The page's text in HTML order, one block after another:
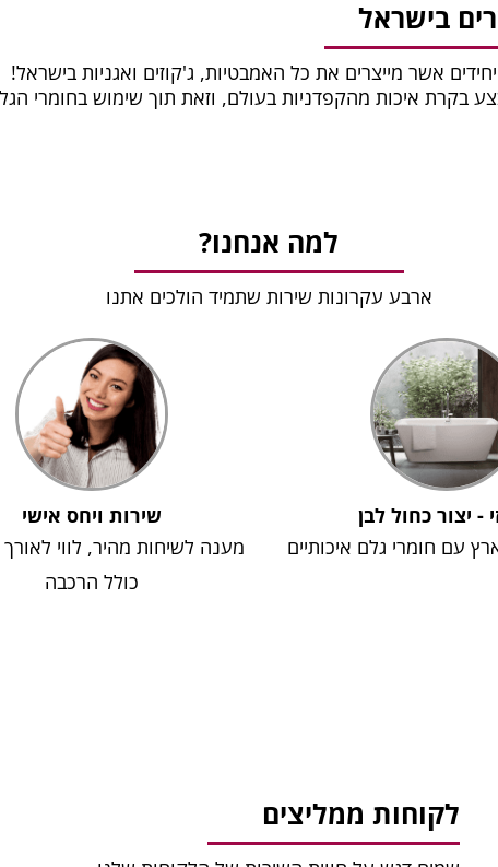
בישראל
אשר מייצרים את כל האמבטיות, ג'קוזים ואגניות בישראל!
בקרת איכות מהקפדניות בעולם, וזאת תוך שימוש בחומרי
למה אנחנו?
ארבע עקרונות שירות שתמיד הולכים אתנו
- יצור כחול לבן
עם חומרי גלם איכותיים
שירות ויחס אישי
מענה לשיחות מהיר, לווי
כולל הרכבה
לקוחות ממליצים